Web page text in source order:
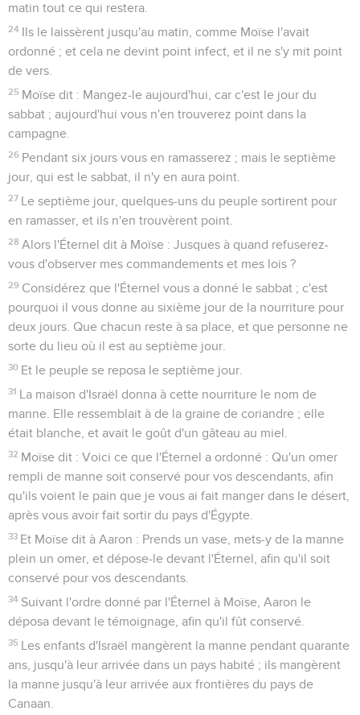
matin tout ce qui restera.
24 Ils le laissèrent jusqu'au matin, comme Moïse l'avait
ordonné ; et cela ne devint point infect, et il ne s'y mit point
de vers.
25 Moïse dit : Mangez-le aujourd'hui, car c'est le jour du
sabbat ; aujourd'hui vous n'en trouverez point dans la
campagne.
26 Pendant six jours vous en ramasserez ; mais le septième
jour, qui est le sabbat, il n'y en aura point.
27 Le septième jour, quelques-uns du peuple sortirent pour
en ramasser, et ils n'en trouvèrent point.
28 Alors l'Éternel dit à Moïse : Jusques à quand refuserez-
vous d'observer mes commandements et mes lois ?
29 Considérez que l'Éternel vous a donné le sabbat ; c'est
pourquoi il vous donne au sixième jour de la nourriture pour
deux jours. Que chacun reste à sa place, et que personne ne
sorte du lieu où il est au septième jour.
30 Et le peuple se reposa le septième jour.
31 La maison d'Israël donna à cette nourriture le nom de
manne. Elle ressemblait à de la graine de coriandre ; elle
était blanche, et avait le goût d'un gâteau au miel.
32 Moïse dit : Voici ce que l'Éternel a ordonné : Qu'un omer
rempli de manne soit conservé pour vos descendants, afin
qu'ils voient le pain que je vous ai fait manger dans le désert,
après vous avoir fait sortir du pays d'Égypte.
33 Et Moïse dit à Aaron : Prends un vase, mets-y de la manne
plein un omer, et dépose-le devant l'Éternel, afin qu'il soit
conservé pour vos descendants.
34 Suivant l'ordre donné par l'Éternel à Moïse, Aaron le
déposa devant le témoignage, afin qu'il fût conservé.
35 Les enfants d'Israël mangèrent la manne pendant quarante
ans, jusqu'à leur arrivée dans un pays habité ; ils mangèrent
la manne jusqu'à leur arrivée aux frontières du pays de
Canaan.